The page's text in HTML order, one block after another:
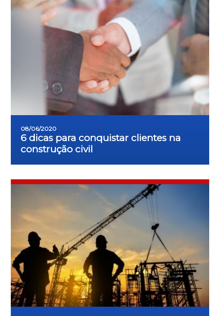
08/06/2020
6 dicas para conquistar clientes na
construção civil